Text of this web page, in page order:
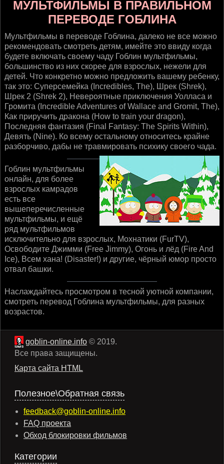
МУЛЬТФИЛЬМЫ В ПРАВИЛЬНОМ
ПЕРЕВОДЕ ГОБЛИНА
Мультфильмы в переводе Гоблина, далеко не все можно
рекомендовать смотреть детям, имейте это ввиду когда
будете включать своему чаду Гоблин мультфильмы,
большинство из них скорее для взрослых, нежели для
детей. Что конкретно можно предложить вашему ребенку,
так это: Суперсемейка (Incredibles, The), Шрек (Shrek),
Шрек 2 (Shrek 2), Невероятные приключения Уолласа и
Громита (Incredible Adventures of Wallace and Gromit, The),
Как приручить дракона (How to train your dragon),
Последняя фантазия (Final Fantasy: The Spirits Within),
Девять (Nine). Ко всему остальному относитесь крайне
разборчиво, дабы не травмировать психику своего чада.
Гоблин мультфильмы
онлайн, для более
взрослых камрадов
есть все
вышеперечисленные
мультфильмы, и ещё
ряд мультфильмов
исключительно для взрослых, Мохнатики (FurTV),
Освободите Джимми (Free Jimmy), Огонь и лёд (Fire And
Ice), Всем хана! (Disaster!) и другие, чёрный юмор просто
отвал башки.
Наслаждайтесь просмотром в тесной уютной компании,
смотреть перевод Гоблина мультфильмы, для разных
возрастов.
goblin-online.info © 2019.
Все права защищены.
Карта сайта HTML
Полезное\Обратная связь
feedback@goblin-online.info
FAQ проекта
Обход блокировки фильмов
Категории